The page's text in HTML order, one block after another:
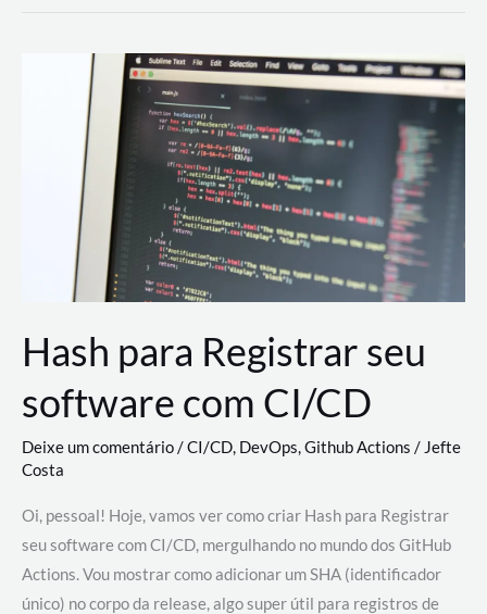
Models
revolucionando
desenvolvimento
Hash para Registrar seu
software com CI/CD
Deixe um comentário/CI/CD, DevOps,Github Actions /Jefte
Costa
Oi, pessoal! Hoje, vamos ver como criar Hash para Registrar
seu software com CI/CD, mergulhando no mundo dos GitHub
Actions. Vou mostrar como adicionar um SHA (identificador
único) no corpo da release, algo super útil para registros de